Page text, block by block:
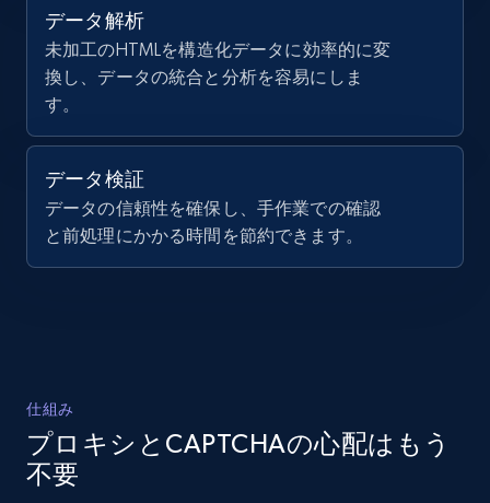
Zillow properties listing information -
Search by parameters on zillow and use the
direct link as input
Zpid, City, State, HomeStatus, Address,
IsListingClaimedByCurrentSignedInUser,
IsCurrentSignedInAgentResponsible, Bedrooms,
and more.
LinkedIn posts
URL, ID, User id, Use url, Title, Headline, Post
text, Date posted, and more.
    "id": 73851165,
    "url":
"https:\/\/www.webmotors.com.br\/comprar\/
16V-H4-GASOLINA-BOXSTER-PDK\/2-portas\/2023-
2024\/73851165",
    "Marca": "PORSCHE",
    "Modelo": "718"
  {
    "db_source": "1784340467408",
    "timestamp": "2026-07-18",
portas\/2022\/72597605",
    "Marca": "BMW",
    "Modelo": "320i"
  }
データ解析
未加工のHTMLを構造化データに効率的に変
換し、データの統合と分析を容易にしま
す。
データ検証
データの信頼性を確保し、手作業での確認
と前処理にかかる時間を節約できます。
仕組み
プロキシとCAPTCHAの心配はもう
不要